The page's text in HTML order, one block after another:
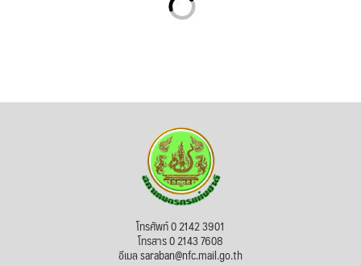
โทรศัพท์ 0 2142 3901
โทรสาร 0 2143 7608
อีเมล saraban@nfc.mail.go.th